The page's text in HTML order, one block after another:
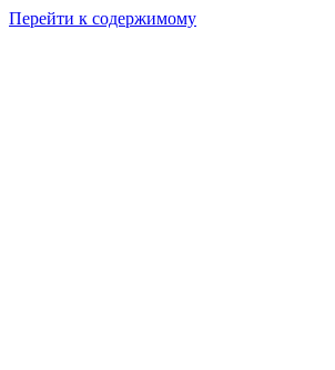
Перейти к содержимому